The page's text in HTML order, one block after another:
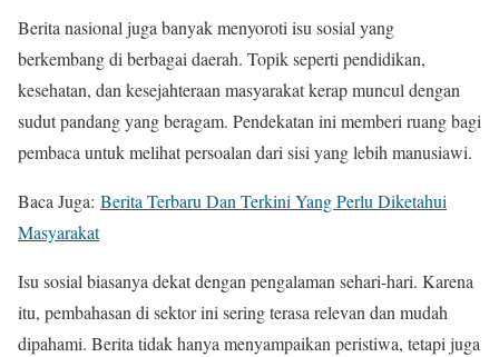
Berita nasional juga banyak menyoroti isu sosial yang
berkembang di berbagai daerah. Topik seperti pendidikan,
kesehatan, dan kesejahteraan masyarakat kerap muncul dengan
sudut pandang yang beragam. Pendekatan ini memberi ruang bagi
pembaca untuk melihat persoalan dari sisi yang lebih manusiawi.
Baca Juga: Berita Terbaru Dan Terkini Yang Perlu Diketahui
Masyarakat
Isu sosial biasanya dekat dengan pengalaman sehari-hari. Karena
itu, pembahasan di sektor ini sering terasa relevan dan mudah
dipahami. Berita tidak hanya menyampaikan peristiwa, tetapi juga